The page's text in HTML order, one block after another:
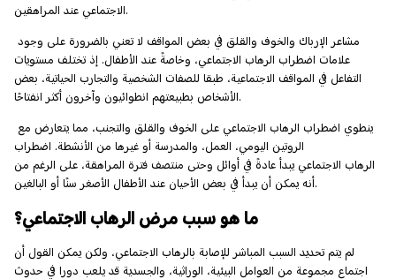
الاجتماعي عند المراهقين.
علامات اضطراب الرهاب الاجتماعي، وخاصةً عند الأطفال. إذ تختلف مستويات
التفاعل في المواقف الاجتماعية، طبقا للصفات الشخصية والتجارب الحياتية، بعض
الأشخاص بطبيعتهم انطوائيون وآخرون أكثر انفتاحًا.
الروتين اليومي، العمل، والمدرسة أو غيرها من الأنشطة. اضطراب
الرهاب الاجتماعي يبدأ عادةً في أوائل وحتى منتصف فترة المراهقة، على الرغم من
أنه يمكن أن يبدأ في بعض الأحيان عند الأطفال الأصغر سنًا أو البالغين.
ما هو سبب مرض الرهاب الاجتماعي؟
لم يتم تحديد السبب المباشر للإصابة بالرهاب الاجتماعي، ولكن يمكن القول أن
اجتماع مجموعة من العوامل البيئية، الوراثية، والجسدية قد يلعب دورا في حدوث